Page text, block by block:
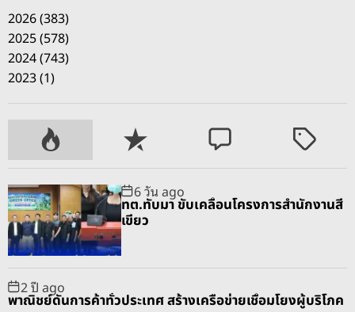
2026 (383)
2025 (578)
2024 (743)
2023 (1)
P
o
p
u
l
a
r
R
e
c
e
n
C
o
m
m
e
T
g
g
e
6 วัน ago
ทต.ทับมา ขับเคลื่อนโครงการสำนักงานสี
เขียว
2 ปี ago
พาณิชย์ดันการค้าทั่วประเทศ สร้างเครือข่ายเชื่อมโยงผู้บริโภค